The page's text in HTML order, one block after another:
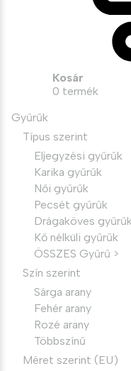
Kosár
0 termék
Gyűrűk
Típus szerint
Eljegyzési gyűrűk
Karika gyűrűk
Női gyűrűk
Pecsét gyűrűk
Drágaköves gyűrűk
Kő nélküli gyűrűk
ÖSSZES Gyűrű >
Szín szerint
Sárga arany
Fehér arany
Rozé arany
Többszínű
Méret szerint (EU)